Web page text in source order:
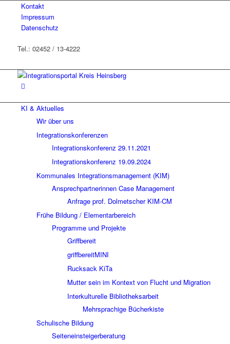
Kontakt
Impressum
Datenschutz
Tel.: 02452 / 13-4222
KI & Aktuelles
Wir über uns
Integrationskonferenzen
Integrationskonferenz 29.11.2021
Integrationskonferenz 19.09.2024
Kommunales Integrationsmanagement (KIM)
Ansprechpartnerinnen Case Management
Anfrage prof. Dolmetscher KIM-CM
Frühe Bildung / Elementarbereich
Programme und Projekte
Griffbereit
griffbereitMINI
Rucksack KiTa
Mutter sein im Kontext von Flucht und Migration
Interkulturelle Bibliotheksarbeit
Mehrsprachige Bücherkiste
Schulische Bildung
Seiteneinsteigerberatung